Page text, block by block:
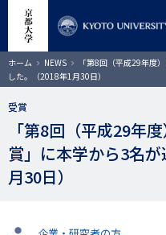
コ
ン
テ
ン
移
サイト内
ホーム NEWS
「第8回（平成29年度
した。（2018年1月30日）
受賞
「第8回（平成29年
賞」に本学から3名
月30日）
タ